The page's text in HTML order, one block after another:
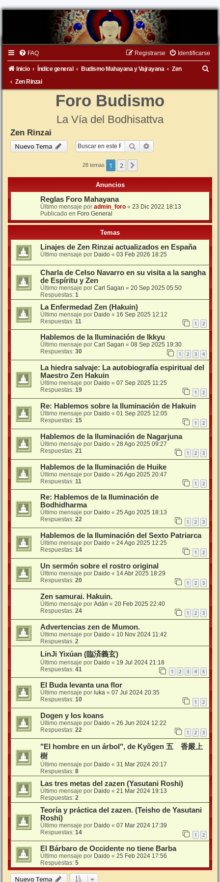
FAQ Identificarse
Registrarse
Inicio Índice general Budismo Mahayana y Vajrayana
Zen
Zen Rinzai
Foro Budismo
La Vía del Bodhisattva
Zen Rinzai
Nuevo Tema
Buscar
28 temas 1 2
Anuncios
Reglas Foro Mahayana
Último mensaje por admin_foro « 23 Dic 2022 18:13
Publicado en Foro General
Temas
Linajes de Zen Rinzai actualizados en España
Último mensaje por Daido « 03 Feb 2026 18:25
Charla de Celso Navarro en su visita a la sangha
de Espíritu y Zen
Último mensaje por Carl Sagan « 20 Sep 2025 05:50
Respuestas: 1
La Enfermedad Zen (Hakuin)
Último mensaje por Daido « 16 Sep 2025 12:12
Respuestas: 11 1 2
Hablemos de la Iluminación de Ikkyu
Último mensaje por Carl Sagan « 08 Sep 2025 19:30
Respuestas: 30 1 2 3 4
La hiedra salvaje: La autobiografía espiritual del
Maestro Zen Hakuin
Último mensaje por Daido « 07 Sep 2025 11:25
Respuestas: 19 1 2
Re: Hablemos sobre la Iluminación de Hakuin
Último mensaje por Daido « 01 Sep 2025 12:05
Respuestas: 15 1 2
Hablemos de la Iluminación de Nagarjuna
Último mensaje por Daido « 28 Ago 2025 09:27
Respuestas: 21 1 2 3
Hablemos de la Iluminación de Huike
Último mensaje por Daido « 26 Ago 2025 20:47
Respuestas: 11 1 2
Re: Hablemos de la Iluminación de
Bodhidharma
Último mensaje por Daido « 25 Ago 2025 18:13
Respuestas: 22 1 2 3
Hablemos de la Iluminación del Sexto Patriarca
Último mensaje por Daido « 24 Ago 2025 12:25
Respuestas: 14 1 2
Un sermón sobre el rostro original
Último mensaje por Daido « 14 Abr 2025 18:29
Respuestas: 20 1 2 3
Zen samurai. Hakuin.
Último mensaje por Adán « 20 Feb 2025 22:40
Respuestas: 24 1 2 3
Advertencias zen de Mumon.
Último mensaje por Daido « 10 Nov 2024 11:42
Respuestas: 2
LinJi Yixúan (臨済義玄)
Último mensaje por Daido « 19 Jul 2024 21:18
Respuestas: 41 1 2 3 4 5
El Buda levanta una flor
Último mensaje por luka « 07 Jul 2024 20:35
Respuestas: 10 1 2
Dogen y los koans
Último mensaje por Daido « 26 Jun 2024 12:22
Respuestas: 22 1 2 3
"El hombre en un árbol", de Kyõgen 五 香嚴上
樹
Último mensaje por Daido « 31 Mar 2024 20:17
Respuestas: 8
Las tres metas del zazen (Yasutani Roshi)
Último mensaje por Daido « 21 Mar 2024 19:13
Respuestas: 2
Teoría y práctica del zazen. (Teisho de Yasutani
Roshi)
Último mensaje por Daido « 07 Mar 2024 17:39
Respuestas: 14 1 2
El Bárbaro de Occidente no tiene Barba
Último mensaje por Daido « 25 Feb 2024 17:56
Respuestas: 5
Nuevo Tema